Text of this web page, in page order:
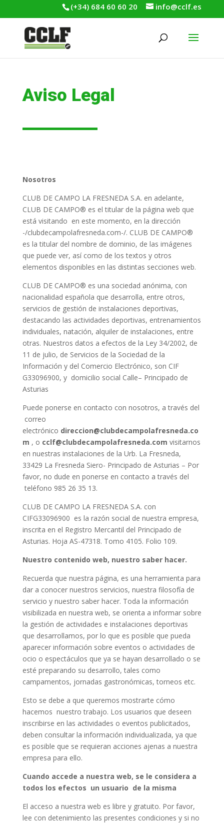
(+34) 684 60 60 20 info@cclf.es
Aviso Legal
Nosotros
CLUB DE CAMPO LA FRESNEDA S.A. en adelante,
CLUB DE CAMPO® es el titular de la página web que
está visitando en este momento, en la dirección
-/clubdecampolafresneda.com-/. CLUB DE CAMPO®
es la titular del nombre de dominio, de las imágenes
que puede ver, así como de los textos y otros
elementos disponibles en las distintas secciones web.
CLUB DE CAMPO® es una sociedad anónima, con
nacionalidad española que desarrolla, entre otros,
servicios de gestión de instalaciones deportivas,
destacando las actividades deportivas, entrenamientos
individuales, natación, alquiler de instalaciones, entre
otras. Nuestros datos a efectos de la Ley 34/2002, de
11 de julio, de Servicios de la Sociedad de la
Información y del Comercio Electrónico, son CIF
G33096900, y domicilio social Calle– Principado de
Asturias
Puede ponerse en contacto con nosotros, a través del
correo
electrónico direccion@clubdecampolafresneda.co
m , o cclf@clubdecampolafresneda.com visitarnos
en nuestras instalaciones de la Urb. La Fresneda,
33429 La Fresneda Siero- Principado de Asturias – Por
favor, no dude en ponerse en contacto a través del
teléfono 985 26 35 13.
CLUB DE CAMPO LA FRESNEDA S.A. con
CIFG33096900 es la razón social de nuestra empresa,
inscrita en el Registro Mercantil del Principado de
Asturias. Hoja AS-47318. Tomo 4105. Folio 109.
Nuestro contenido web, nuestro saber hacer.
Recuerda que nuestra página, es una herramienta para
dar a conocer nuestros servicios, nuestra filosofía de
servicio y nuestro saber hacer. Toda la información
visibilizada en nuestra web, se orienta a informar sobre
la gestión de actividades e instalaciones deportivas
que desarrollamos, por lo que es posible que pueda
aparecer información sobre eventos o actividades de
ocio o espectáculos que ya se hayan desarrollado o se
esté preparando su desarrollo, tales como
campamentos, jornadas gastronómicas, torneos etc.
Esto se debe a que queremos mostrarte cómo
hacemos nuestro trabajo. Los usuarios que deseen
inscribirse en las actividades o eventos publicitados,
deben consultar la información individualizada, ya que
es posible que se requieran acciones ajenas a nuestra
empresa para ello.
Cuando accede a nuestra web, se le considera a
todos los efectos un usuario de la misma
El acceso a nuestra web es libre y gratuito. Por favor,
lee con detenimiento las presentes condiciones y si no